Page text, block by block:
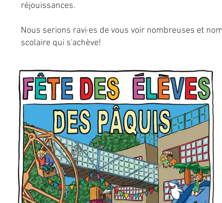
réjouissances.
Nous serions ravi·es de vous voir nombreuses et
scolaire qui s'achève!